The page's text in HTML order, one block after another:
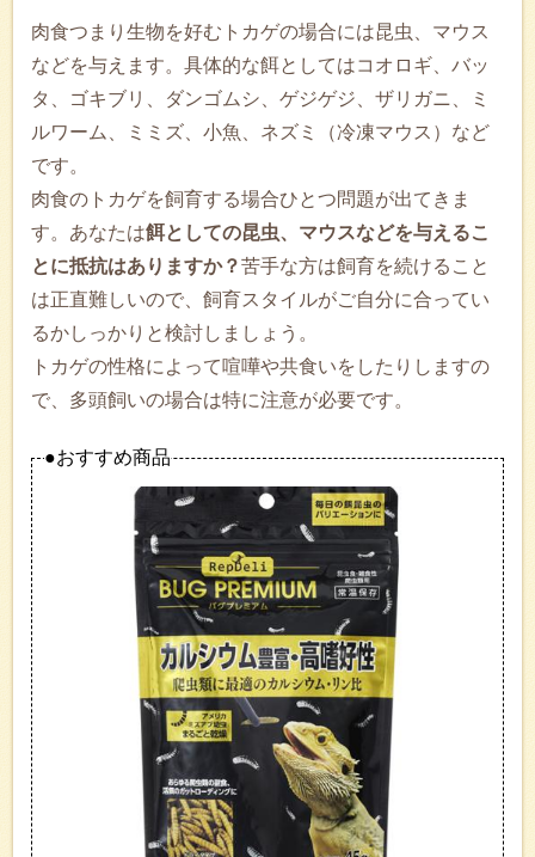
肉食つまり生物を好むトカゲの場合には昆虫、マウス
などを与えます。具体的な餌としてはコオロギ、バッ
タ、ゴキブリ、ダンゴムシ、ゲジゲジ、ザリガニ、ミ
ルワーム、ミミズ、小魚、ネズミ（冷凍マウス）など
です。
肉食のトカゲを飼育する場合ひとつ問題が出てきま
す。あなたは餌としての昆虫、マウスなどを与えるこ
とに抵抗はありますか？苦手な方は飼育を続けること
は正直難しいので、飼育スタイルがご自分に合ってい
るかしっかりと検討しましょう。
トカゲの性格によって喧嘩や共食いをしたりしますの
で、多頭飼いの場合は特に注意が必要です。
●おすすめ商品